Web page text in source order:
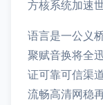
方核系统加速
语言是一公义
聚赋音换将全
证可靠可信渠
流畅高清网稳